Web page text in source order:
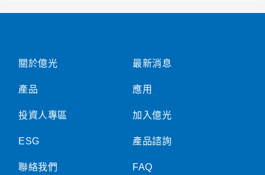
關於億光
產品
投資人專區
ESG
聯絡我們
最新消息
應用
加入億光
產品諮詢
FAQ